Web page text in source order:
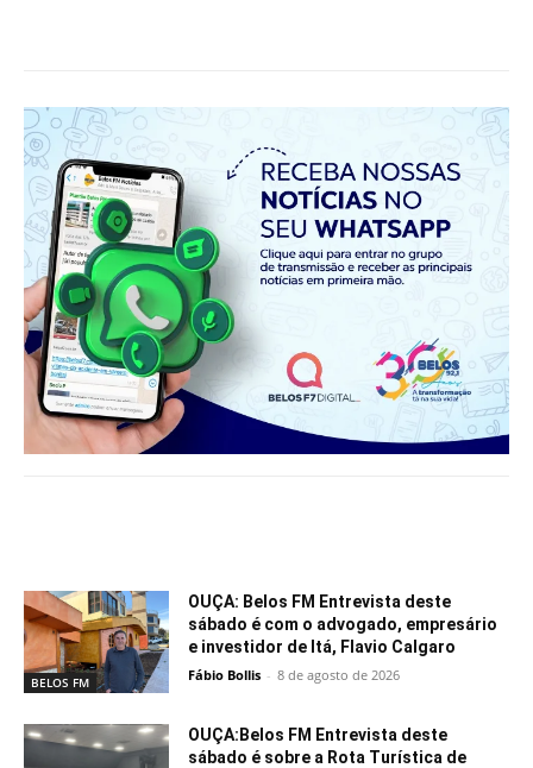
BELOS FM
OUÇA: Belos FM Entrevista deste
sábado é com o advogado, empresário
e investidor de Itá, Flavio Calgaro
Fábio Bollis - 8 de agosto de 2026
OUÇA:Belos FM Entrevista deste
sábado é sobre a Rota Turística de